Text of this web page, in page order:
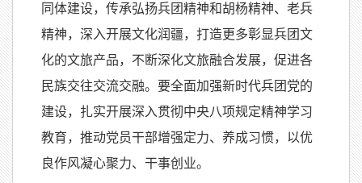
同体建设，传承弘扬兵团精神和胡杨精神、老兵
精神，深入开展文化润疆，打造更多彰显兵团文
化的文旅产品，不断深化文旅融合发展，促进各
民族交往交流交融。要全面加强新时代兵团党的
建设，扎实开展深入贯彻中央八项规定精神学习
教育，推动党员干部增强定力、养成习惯，以优
良作风凝心聚力、干事创业。